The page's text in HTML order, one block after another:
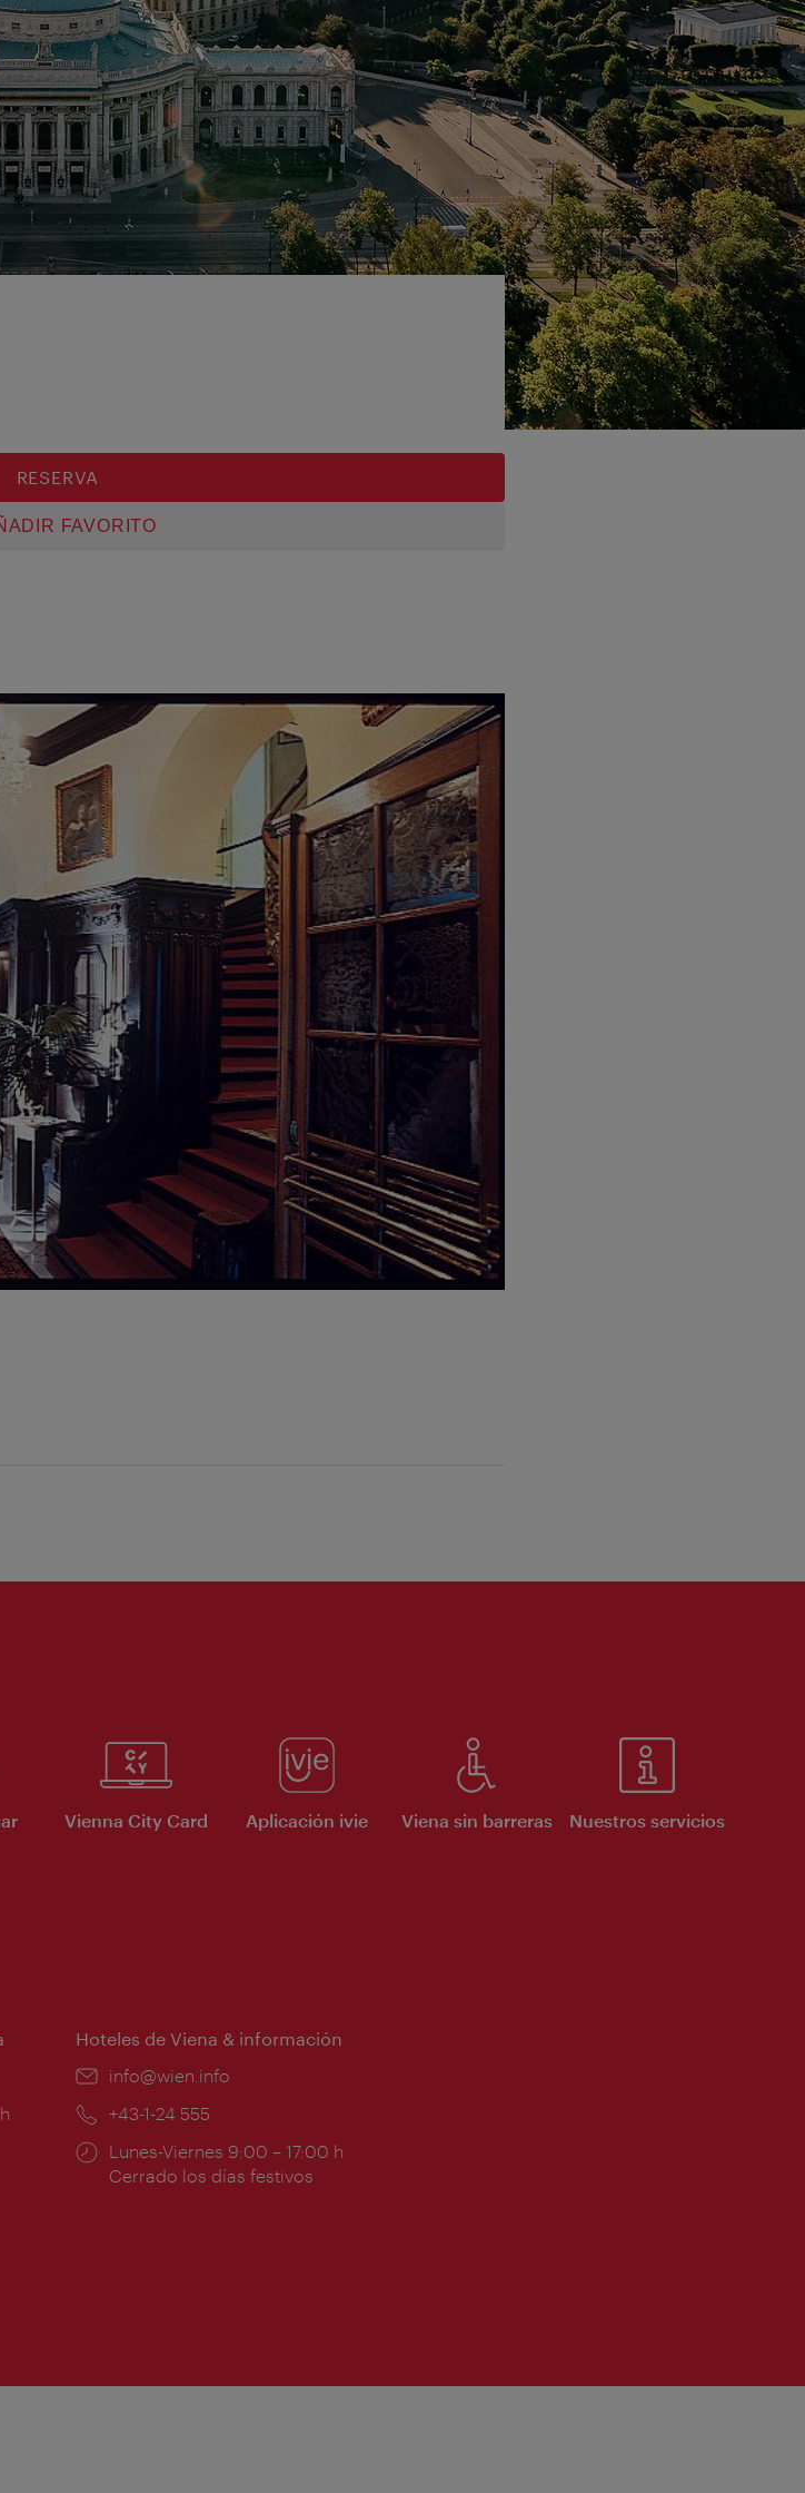
RESERVA
FAVORITO
Vienna City Card Aplicación ivie Viena sin barreras Nuestros servicios
Hoteles de Viena & información
e-
info@wien.info
Teléfono:
+43-1-24 555
Horarios
de
Lunes-Viernes 9:00 – 17:00 h
Cerrado los días festivos